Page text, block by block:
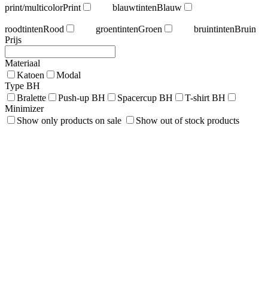
print/multicolorPrint blauwtintenBlauw
roodtintenRood groentintenGroen bruintintenBruin
Prijs
Materiaal
Katoen
Modal
Type BH
Bralette
Push-up BH Spacercup BH
T-shirt BH
Minimizer
Show only products on sale
Show out of stock products